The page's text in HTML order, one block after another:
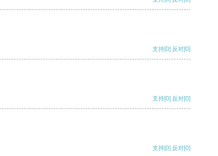
支持[0] 反对[0]
支持[0] 反对[0]
支持[0] 反对[0]